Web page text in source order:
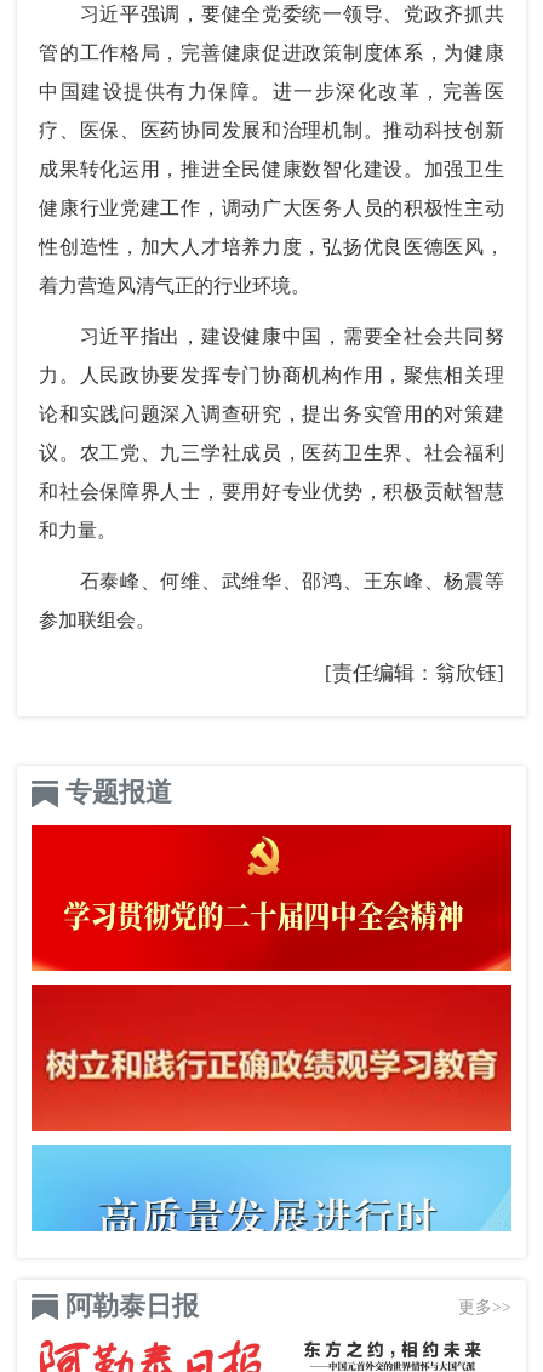
习近平强调，要健全党委统一领导、党政齐抓共
管的工作格局，完善健康促进政策制度体系，为健康
中国建设提供有力保障。进一步深化改革，完善医
疗、医保、医药协同发展和治理机制。推动科技创新
成果转化运用，推进全民健康数智化建设。加强卫生
健康行业党建工作，调动广大医务人员的积极性主动
性创造性，加大人才培养力度，弘扬优良医德医风，
着力营造风清气正的行业环境。
习近平指出，建设健康中国，需要全社会共同努
力。人民政协要发挥专门协商机构作用，聚焦相关理
论和实践问题深入调查研究，提出务实管用的对策建
议。农工党、九三学社成员，医药卫生界、社会福利
和社会保障界人士，要用好专业优势，积极贡献智慧
和力量。
石泰峰、何维、武维华、邵鸿、王东峰、杨震等
参加联组会。
[责任编辑：翁欣钰]
专题报道
阿勒泰日报 更多>>